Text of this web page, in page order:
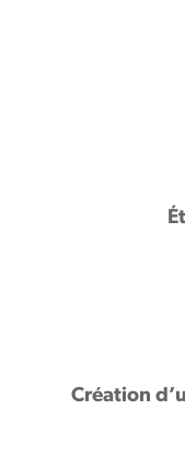
Création